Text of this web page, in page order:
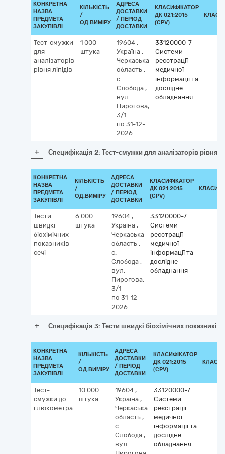
КОНКРЕТНА
НАЗВА
ПРЕДМЕТА
ЗАКУПІВЛІ
КІЛЬКІСТЬ
/
ОД.ВИМІРУ
АДРЕСА
ДОСТАВКИ
/ ПЕРІОД
ДОСТАВКИ
КЛАСИФІКАТОР
ДК 021:2015
(CPV)
Тест-смужки
для
аналізаторів
рівня ліпідів
1 000
штука
19604 ,
Україна ,
Черкаська
область ,
с.
Слобода ,
вул.
Пирогова,
3/1
по 31-12-
2026
33120000-7
Системи
реєстрації
медичної
інформації та
дослідне
обладнання
+ Специфікація 2: Тест-смужки для аналізаторів рівня
КОНКРЕТНА
НАЗВА
ПРЕДМЕТА
ЗАКУПІВЛІ
КІЛЬКІСТЬ
/
ОД.ВИМІРУ
АДРЕСА
ДОСТАВКИ
/ ПЕРІОД
ДОСТАВКИ
КЛАСИФІКАТОР
ДК 021:2015
(CPV)
Тести
швидкі
біохімічних
показників
сечі
6 000
штука
19604 ,
Україна ,
Черкаська
область ,
с.
Слобода ,
вул.
Пирогова,
3/1
по 31-12-
2026
33120000-7
Системи
реєстрації
медичної
інформації та
дослідне
обладнання
+ Специфікація 3: Тести швидкі біохімічних показників
КОНКРЕТНА
НАЗВА
ПРЕДМЕТА
ЗАКУПІВЛІ
КІЛЬКІСТЬ
/
ОД.ВИМІРУ
АДРЕСА
ДОСТАВКИ
/ ПЕРІОД
ДОСТАВКИ
КЛАСИФІКАТОР
ДК 021:2015
(CPV)
Тест-
смужки до
глюкометра
10 000
штука
19604 ,
Україна ,
Черкаська
область ,
с.
Слобода ,
вул.
33120000-7
Системи
реєстрації
медичної
інформації та
дослідне
обладнання